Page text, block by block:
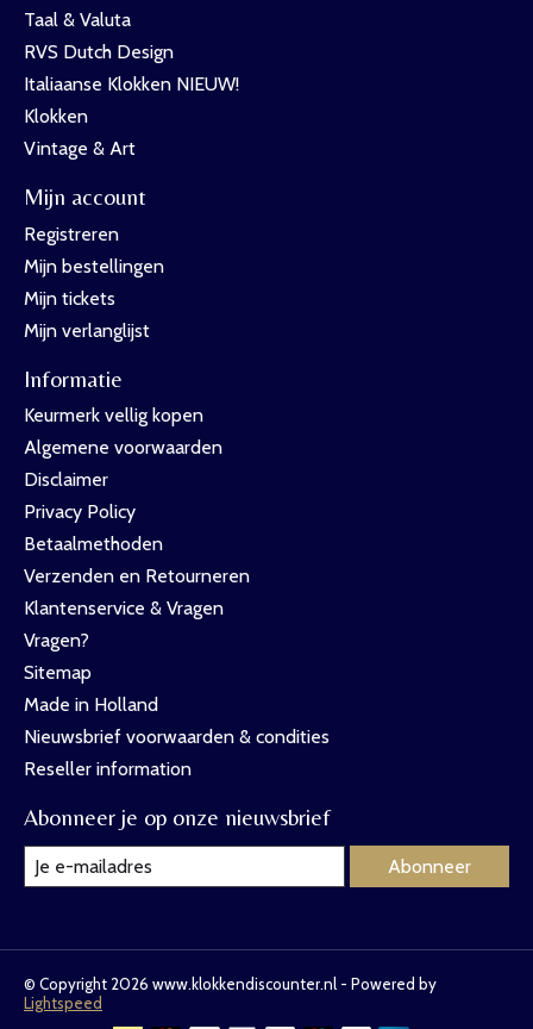
Taal & Valuta
RVS Dutch Design
Italiaanse Klokken NIEUW!
Klokken
Vintage & Art
Mijn account
Registreren
Mijn bestellingen
Mijn tickets
Mijn verlanglijst
Informatie
Keurmerk vellig kopen
Algemene voorwaarden
Disclaimer
Privacy Policy
Betaalmethoden
Verzenden en Retourneren
Klantenservice & Vragen
Vragen?
Sitemap
Made in Holland
Nieuwsbrief voorwaarden & condities
Reseller information
Abonneer je op onze nieuwsbrief
Abonneer
© Copyright 2026 www.klokkendiscounter.nl - Powered by
Lightspeed